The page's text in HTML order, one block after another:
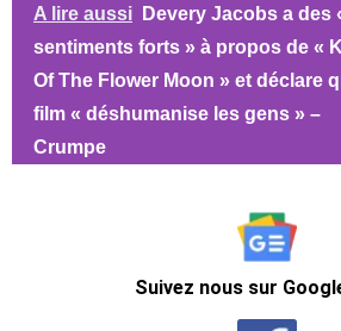
A lire aussi
Devery Jacobs a des
sentiments forts » à propos de «
Of The Flower Moon » et déclare
film « déshumanise les gens » –
Crumpe
Suivez nous sur